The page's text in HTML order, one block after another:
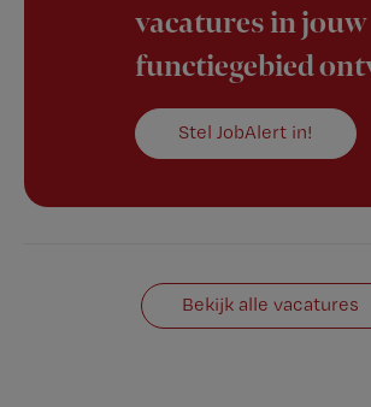
vacatures in jouw
functiegebied
Stel JobAlert in!
Bekijk alle vacatures